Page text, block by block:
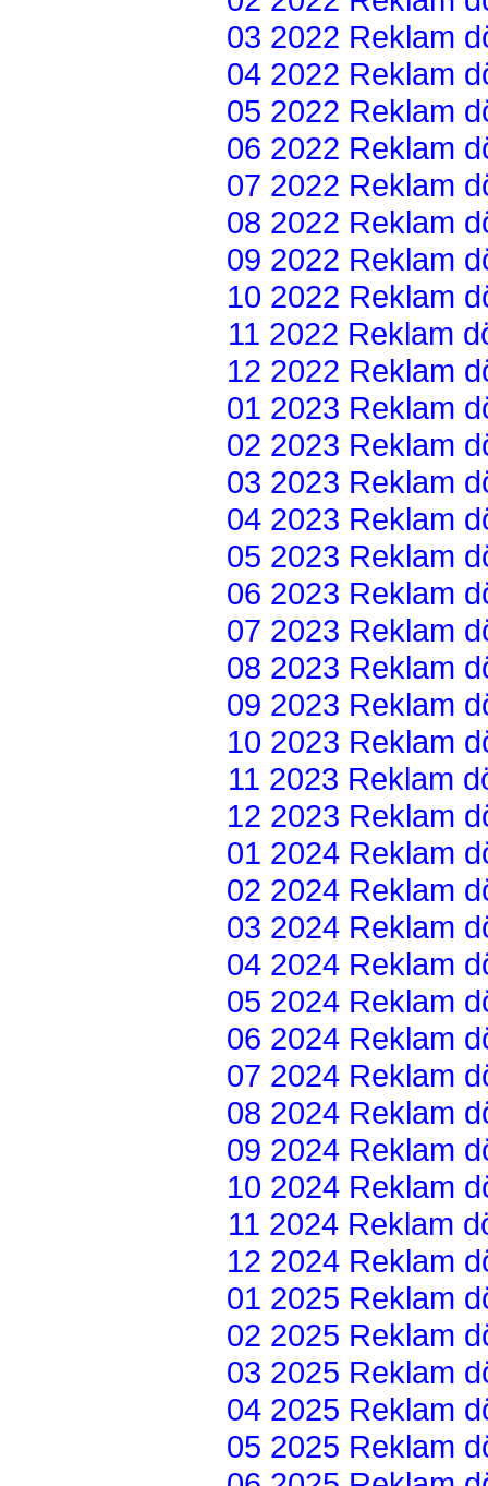
03 2022 Reklam
04 2022 Reklam
05 2022 Reklam
06 2022 Reklam
07 2022 Reklam
08 2022 Reklam
09 2022 Reklam
10 2022 Reklam
11 2022 Reklam
12 2022 Reklam
01 2023 Reklam
02 2023 Reklam
03 2023 Reklam
04 2023 Reklam
05 2023 Reklam
06 2023 Reklam
07 2023 Reklam
08 2023 Reklam
09 2023 Reklam
10 2023 Reklam
11 2023 Reklam
12 2023 Reklam
01 2024 Reklam
02 2024 Reklam
03 2024 Reklam
04 2024 Reklam
05 2024 Reklam
06 2024 Reklam
07 2024 Reklam
08 2024 Reklam
09 2024 Reklam
10 2024 Reklam
11 2024 Reklam
12 2024 Reklam
01 2025 Reklam
02 2025 Reklam
03 2025 Reklam
04 2025 Reklam
05 2025 Reklam